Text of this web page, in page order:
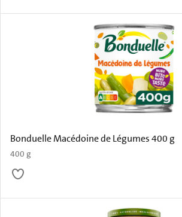
Bonduelle Macédoine de Légumes 400 g
400 g